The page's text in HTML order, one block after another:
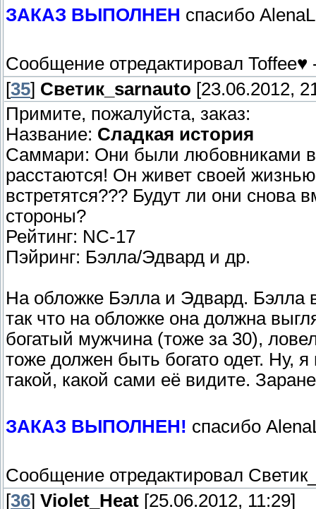
ЗАКАЗ ВЫПОЛНЕН спасибо
Сообщение отредактировал Toffee♥
[35] Светик_sarnauto [23.06.2012,
Примите, пожалуйста, заказ:
Название: Сладкая история
Саммари: Они были любовниками в
расстаются! Он живет своей
встретятся??? Будут ли они снова
стороны?
Рейтинг: NC-17
Пэйринг: Бэлла/Эдвард и др.
На обложке Бэлла и Эдвард. Бэлла
так что на обложке она должна
богатый мужчина (тоже за 30),
тоже должен быть богато одет. Ну,
такой, какой сами её видите.
ЗАКАЗ ВЫПОЛНЕН! спасибо
Сообщение отредактировал
[36] Violet_Heat [25.06.2012, 11:29]